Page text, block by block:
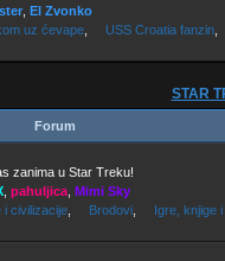
El Zvonko
uz ćevape USS Croatia fanzin
STAR
Forum
zanima u Star Treku!
pahuljica Mimi Sky
i civilizacije Brodovi Igre, knjige